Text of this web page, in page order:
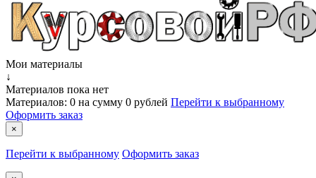
Мои материалы
↓
Материалов пока нет
Материалов: 0 на сумму 0 рублей Перейти к выбранному
Оформить заказ
×
Перейти к выбранному Оформить заказ